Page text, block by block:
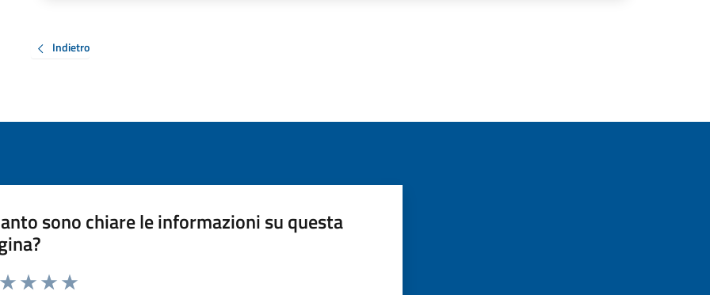
Indietro
sono chiare le informazioni su questa
da 1 a 5 stelle la pagina